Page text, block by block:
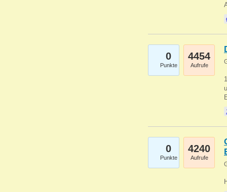
0
Punkte
4454
Aufrufe
0
Punkte
4240
Aufrufe